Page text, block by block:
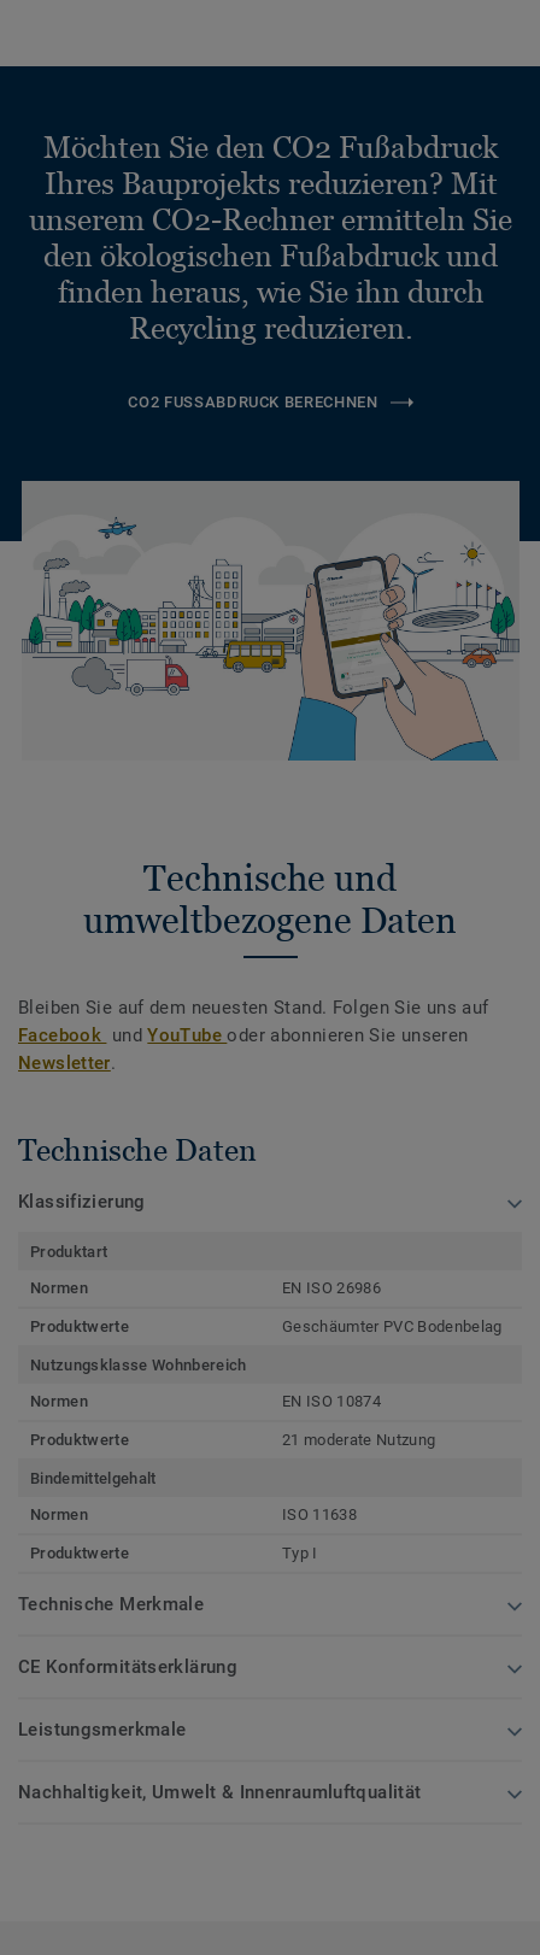
Möchten Sie den CO2 Fußabdruck
Ihres Bauprojekts reduzieren? Mit
unserem CO2-Rechner ermitteln Sie
den ökologischen Fußabdruck und
finden heraus, wie Sie ihn durch
Recycling reduzieren.
CO2 FUSSABDRUCK BERECHNEN
Technische und
umweltbezogene Daten
Bleiben Sie auf dem neuesten Stand. Folgen Sie uns auf
Facebook undYouTubeoder abonnieren Sie unseren
Newsletter.
Technische Daten
Klassifizierung
Produktart
Normen
EN ISO 26986
Produktwerte Geschäumter PVC Bodenbelag
Nutzungsklasse Wohnbereich
Normen
EN ISO 10874
Produktwerte 21 moderate Nutzung
Bindemittelgehalt
Normen
ISO 11638
Produktwerte Typ I
Technische Merkmale
CE Konformitätserklärung
Leistungsmerkmale
Nachhaltigkeit, Umwelt & Innenraumluftqualität